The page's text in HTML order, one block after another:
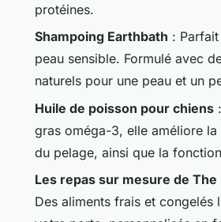
protéines.
Shampoing Earthbath :
peau sensible. Formulé avec
naturels pour une peau et un
Huile de poisson pour chiens
gras oméga-3, elle améliore
du pelage, ainsi que la
Les repas sur mesure de
Des aliments frais et congelés